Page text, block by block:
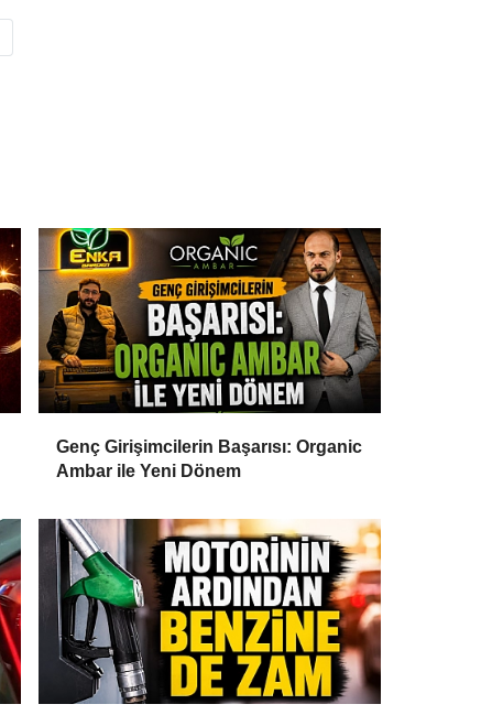
Genç Girişimcilerin Başarısı: Organic
Ambar ile Yeni Dönem